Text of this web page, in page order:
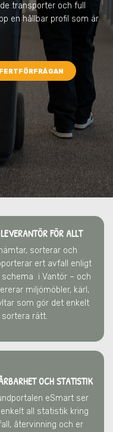
transporter och full
en hållbar profil som är
FÖR ALLT
sorterar och
ert avfall enligt
schema i Vantör – och
miljömöbler, kärl,
som gör det enkelt
rätt.
OCH STATISTIK
eSmart ser
all statistik kring
återvinning och er